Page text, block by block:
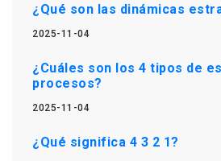
¿Qué son las dinámicas
2025-11-04
¿Cuáles son los 4 tipos de
procesos?
2025-11-04
¿Qué significa 4 3 2 1?